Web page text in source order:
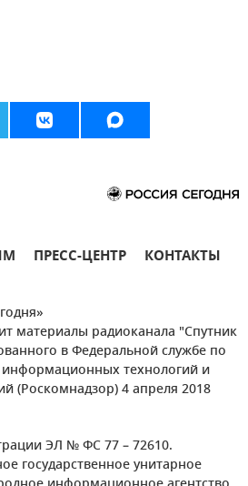
ПРЕСС-ЦЕНТР КОНТАКТЫ
материалы радиоканала "Спутник
в Федеральной службе по
информационных технологий и
(Роскомнадзор) 4 апреля 2018
ЭЛ № ФС 77 – 72610.
государственное унитарное